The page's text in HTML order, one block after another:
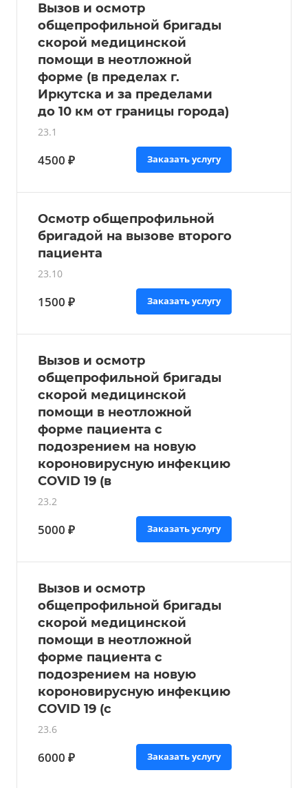
Вызов и осмотр
общепрофильной бригады
скорой медицинской
помощи в неотложной
форме (в пределах г.
Иркутска и за пределами
до 10 км от границы города)
23.1
4500 ₽ Заказать услугу
Осмотр общепрофильной
бригадой на вызове второго
пациента
23.10
1500 ₽ Заказать услугу
Вызов и осмотр
общепрофильной бригады
скорой медицинской
помощи в неотложной
форме пациента с
подозрением на новую
короновирусную инфекцию
COVID 19 (в
23.2
5000 ₽ Заказать услугу
Вызов и осмотр
общепрофильной бригады
скорой медицинской
помощи в неотложной
форме пациента с
подозрением на новую
короновирусную инфекцию
COVID 19 (с
23.6
6000 ₽ Заказать услугу